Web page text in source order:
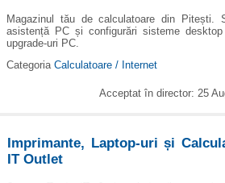
Magazinul tău de calculatoare din Pitești.
asistență PC și configurări sisteme
upgrade-uri PC.
Categoria Calculatoare / Internet
Acceptat în director: 25
Imprimante, Laptop-uri și
IT Outlet